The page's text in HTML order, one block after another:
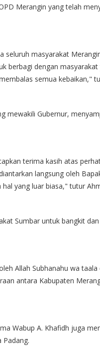
Merangin yang telah
seluruh masyarakat
berbagi dengan masyarakat
semua kebaikan,"
mewakili Gubernur,
terima kasih atas
langsung oleh
yang luar biasa," tutur
Sumbar untuk bangkit
Allah Subhanahu wa taala
antara Kabupaten
Wabup A. Khafidh juga
Padang.